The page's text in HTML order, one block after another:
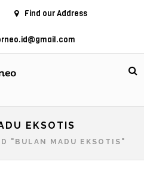
Find our Address
EKSOTIS
"BULAN MADU EKSOTIS"